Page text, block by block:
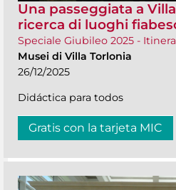
Una passeggiata a
ricerca di luoghi
Speciale Giubileo 2025 -
Musei di Villa Torlonia
26/12/2025
Didáctica para todos
Gratis con la tarjeta MIC